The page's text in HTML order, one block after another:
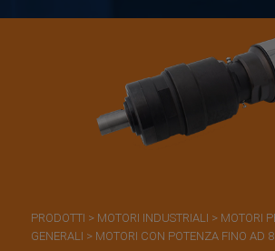
PRODOTTI > MOTORI INDUSTRIALI > MOTORI
GENERALI > MOTORI CON POTENZA FINO AD